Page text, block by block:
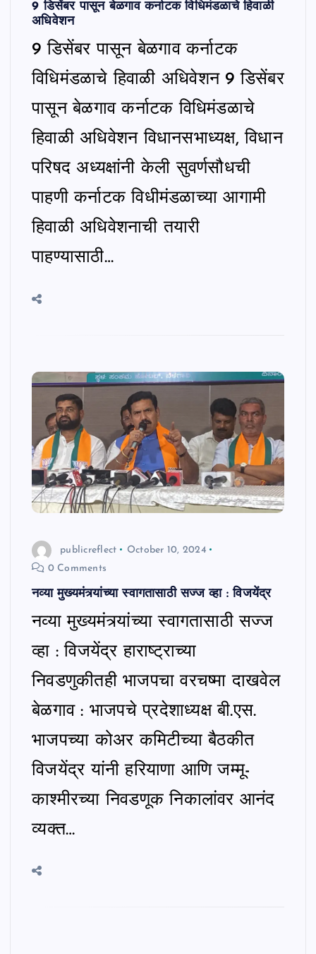
9 डिसेंबर पासून बेळगाव कर्नाटक विधिमंडळाचे हिवाळी
अधिवेशन
9 डिसेंबर पासून बेळगाव कर्नाटक
विधिमंडळाचे हिवाळी अधिवेशन 9 डिसेंबर
पासून बेळगाव कर्नाटक विधिमंडळाचे
हिवाळी अधिवेशन विधानसभाध्यक्ष, विधान
परिषद अध्यक्षांनी केली सुवर्णसौधची
पाहणी कर्नाटक विधीमंडळाच्या आगामी
हिवाळी अधिवेशनाची तयारी
पाहण्यासाठी…
publicreflect
October 10, 2024
0 Comments
नव्या मुख्यमंत्र्यांच्या स्वागतासाठी सज्ज व्हा : विजयेंद्र
नव्या मुख्यमंत्र्यांच्या स्वागतासाठी सज्ज
व्हा : विजयेंद्र हाराष्ट्राच्या
निवडणुकीतही भाजपचा वरचष्मा दाखवेल
बेळगाव : भाजपचे प्रदेशाध्यक्ष बी.एस.
भाजपच्या कोअर कमिटीच्या बैठकीत
विजयेंद्र यांनी हरियाणा आणि जम्मू-
काश्मीरच्या निवडणूक निकालांवर आनंद
व्यक्त…